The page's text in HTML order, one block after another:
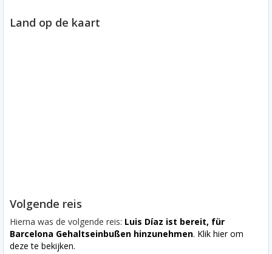
Land op de kaart
Volgende reis
Hierna was de volgende reis: Luis Díaz ist bereit, für
Barcelona Gehaltseinbußen hinzunehmen. Klik hier om
deze te bekijken.